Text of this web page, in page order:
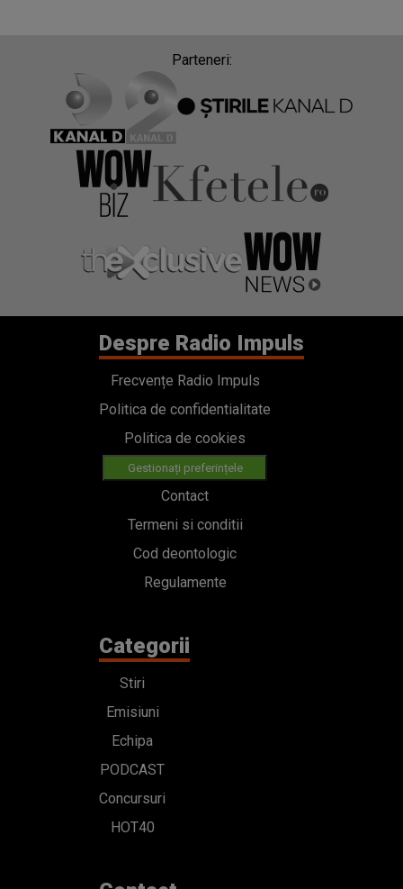
Parteneri:
Despre Radio Impuls
Frecvențe Radio Impuls
Politica de confidentialitate
Politica de cookies
Gestionați preferințele
Contact
Termeni si conditii
Cod deontologic
Regulamente
Categorii
Stiri
Emisiuni
Echipa
PODCAST
Concursuri
HOT40